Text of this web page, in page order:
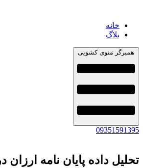
خانه
بلاگ
همبرگر منوی کشویی
09351591395
تحلیل داده پایان نامه ارزان